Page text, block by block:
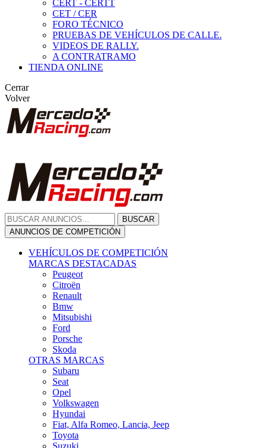
CERT - CERTT
CET / CER
FORO TÉCNICO
PRUEBAS DE VEHÍCULOS DE CALLE.
VIDEOS DE RALLY.
A CONTRATRAMO
TIENDA ONLINE
Cerrar
Volver
BUSCAR
ANUNCIOS DE COMPETICIÓN
VEHÍCULOS DE COMPETICIÓN
MARCAS DESTACADAS
Peugeot
Citroën
Renault
Bmw
Mitsubishi
Ford
Porsche
Skoda
OTRAS MARCAS
Subaru
Seat
Opel
Volkswagen
Hyundai
Fiat, Alfa Romeo, Lancia, Jeep
Toyota
Suzuki
Honda